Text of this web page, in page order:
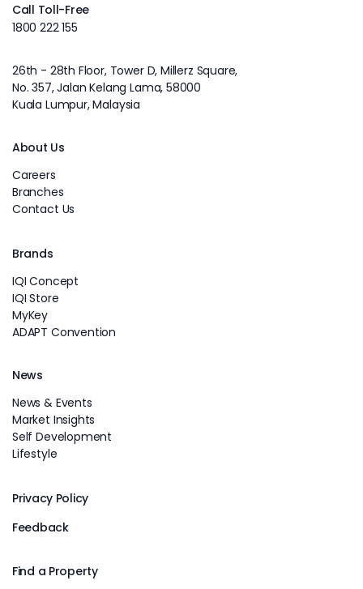
Call Toll-Free
1800 222 155
26th - 28th Floor, Tower D, Millerz Square,
No. 357, Jalan Kelang Lama, 58000
Kuala Lumpur, Malaysia
About Us
Careers
Branches
Contact Us
Brands
IQI Concept
IQI Store
MyKey
ADAPT Convention
News
News & Events
Market Insights
Self Development
Lifestyle
Privacy Policy
Feedback
Find a Property